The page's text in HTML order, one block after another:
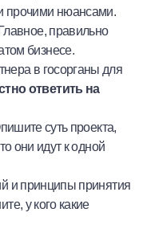
прочими нюансами.
правильно
бизнесе.
в госорганы для
ответить на
суть проекта,
они идут к одной
и принципы принятия
у кого какие